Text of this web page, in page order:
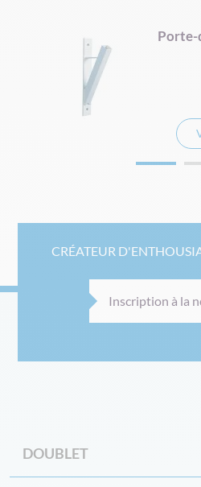
Porte-
CRÉATEUR
Inscription à la
DOUBLET